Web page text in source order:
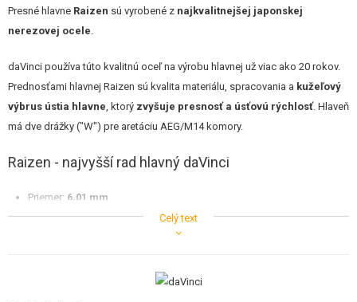
STAVEBNICE, MODELY
POŠKODENÝ, POUŽITÝ TOVAR
NOVÝ TOVAR
ZĽAVY, AKCIE
KONTAKT
Presné hlavne Raizen sú vyrobené z najkvalitnejšej japonskej
nerezovej ocele.
daVinci používa túto kvalitnú oceľ na výrobu hlavnej už viac ako 20 rokov.
Prednosťami hlavnej Raizen sú kvalita materiálu, spracovania a kužeľový
výbrus ústia hlavne, ktorý zvyšuje presnosť a úsťovú rýchlosť. Hlaveň
má dve drážky ("W") pre aretáciu AEG/M14 komory.
Raizen - najvyšší rad hlavný daVinci
Priemer: 6,01 mm
Vonkajší priemer: 8,55 mm
Celý text